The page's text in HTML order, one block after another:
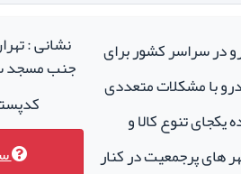
در سراسر کشور برای
با مشکلات متعددی
یکجای تنوع کالا و
های پرجمعیت در کنار
نشانی :
جنب مسجد
کدپستی: